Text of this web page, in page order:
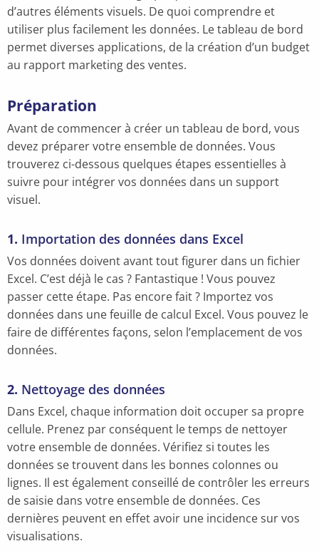
d’autres éléments visuels. De quoi comprendre et
utiliser plus facilement les données. Le tableau de bord
permet diverses applications, de la création d’un budget
au rapport marketing des ventes.
Préparation
Avant de commencer à créer un tableau de bord, vous
devez préparer votre ensemble de données. Vous
trouverez ci-dessous quelques étapes essentielles à
suivre pour intégrer vos données dans un support
visuel.
1. Importation des données dans Excel
Vos données doivent avant tout figurer dans un fichier
Excel. C’est déjà le cas ? Fantastique ! Vous pouvez
passer cette étape. Pas encore fait ? Importez vos
données dans une feuille de calcul Excel. Vous pouvez le
faire de différentes façons, selon l’emplacement de vos
données.
2. Nettoyage des données
Dans Excel, chaque information doit occuper sa propre
cellule. Prenez par conséquent le temps de nettoyer
votre ensemble de données. Vérifiez si toutes les
données se trouvent dans les bonnes colonnes ou
lignes. Il est également conseillé de contrôler les erreurs
de saisie dans votre ensemble de données. Ces
dernières peuvent en effet avoir une incidence sur vos
visualisations.